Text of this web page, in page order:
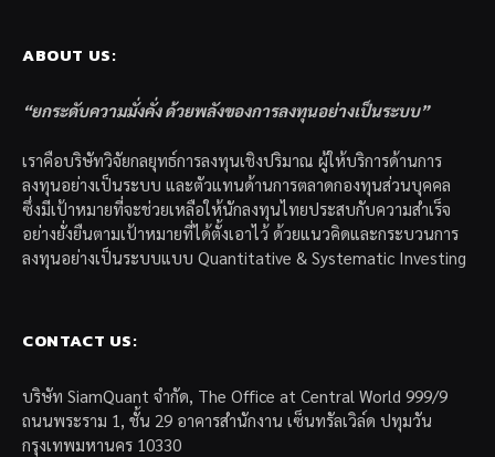
ABOUT US:
“ยกระดับความมั่งคั่ง ด้วยพลังของการลงทุนอย่างเป็นระบบ”
เราคือบริษัทวิจัยกลยุทธ์การลงทุนเชิงปริมาณ ผู้ให้บริการด้านการ
ลงทุนอย่างเป็นระบบ และตัวแทนด้านการตลาดกองทุนส่วนบุคคล
ซึ่งมีเป้าหมายที่จะช่วยเหลือให้นักลงทุนไทยประสบกับความสำเร็จ
อย่างยั่งยืนตามเป้าหมายที่ได้ตั้งเอาไว้ ด้วยแนวคิดและกระบวนการ
ลงทุนอย่างเป็นระบบแบบ Quantitative & Systematic Investing
CONTACT US:
บริษัท SiamQuant จำกัด, The Office at Central World 999/9
ถนนพระราม 1, ชั้น 29 อาคารสำนักงาน เซ็นทรัลเวิล์ด ปทุมวัน
กรุงเทพมหานคร 10330